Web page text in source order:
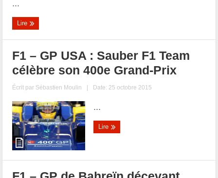
...
Lire
F1 – GP USA : Sauber F1 Team
célèbre son 400e Grand-Prix
Écrit par Sébastien Moulin | Date: 25 octobre 2015
...
Lire